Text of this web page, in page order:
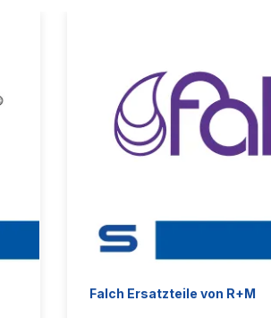
Falch Ersatzteile von R+M